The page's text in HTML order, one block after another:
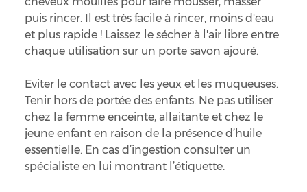
puis rincer. Il est très facile à rincer, moins d'eau
et plus rapide ! Laissez le sécher à l'air libre entre
chaque utilisation sur un porte savon ajouré.
Eviter le contact avec les yeux et les muqueuses.
Tenir hors de portée des enfants. Ne pas utiliser
chez la femme enceinte, allaitante et chez le
jeune enfant en raison de la présence d’huile
essentielle. En cas d’ingestion consulter un
spécialiste en lui montrant l’étiquette.